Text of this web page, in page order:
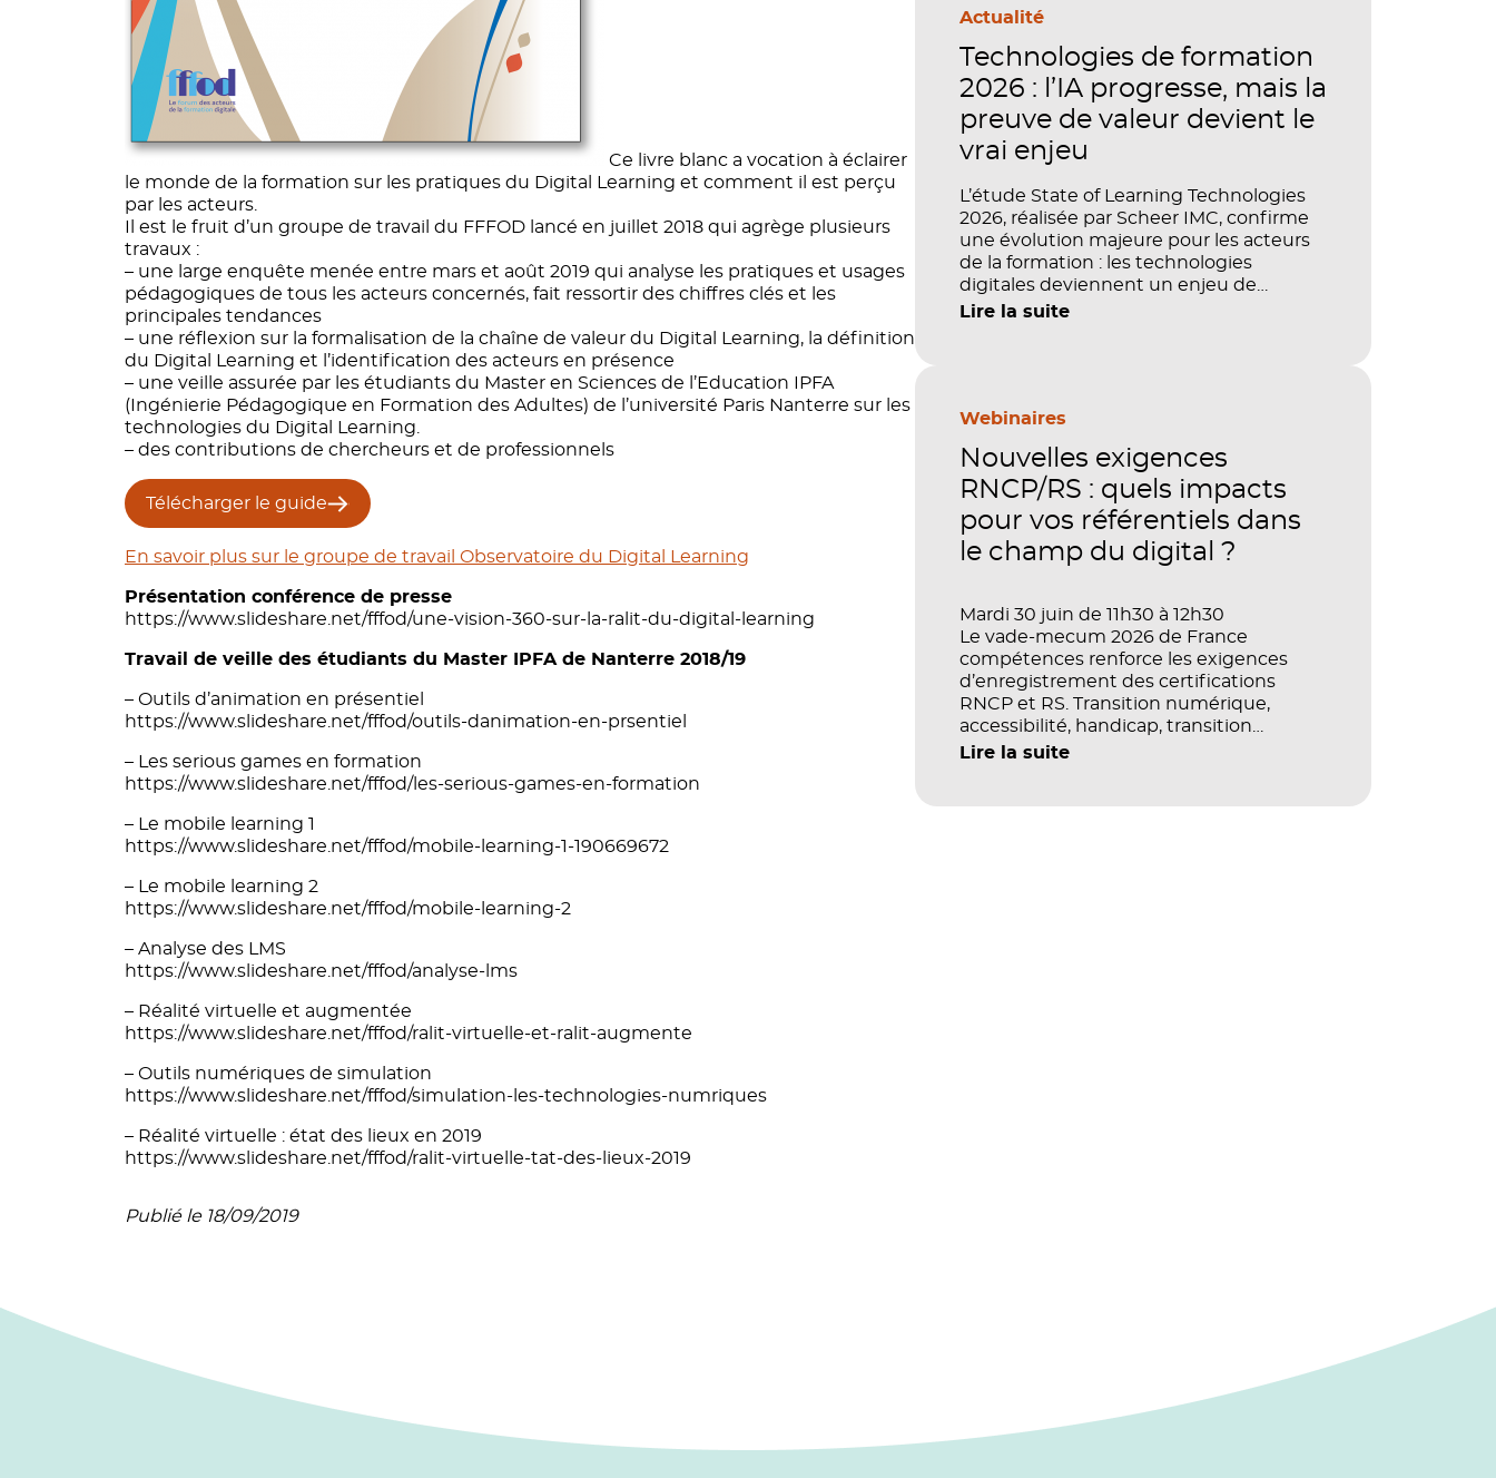
Ce livre blanc a vocation à éclairer
le monde de la formation sur les pratiques du Digital Learning et comment il est perçu
par les acteurs.
Il est le fruit d’un groupe de travail du FFFOD lancé en juillet 2018 qui agrège plusieurs
travaux :
– une large enquête menée entre mars et août 2019 qui analyse les pratiques et usages
pédagogiques de tous les acteurs concernés, fait ressortir des chiffres clés et les
principales tendances
– une réflexion sur la formalisation de la chaîne de valeur du Digital Learning, la définition
du Digital Learning et l’identification des acteurs en présence
– une veille assurée par les étudiants du Master en Sciences de l’Education IPFA
(Ingénierie Pédagogique en Formation des Adultes) de l’université Paris Nanterre sur les
technologies du Digital Learning.
– des contributions de chercheurs et de professionnels
Télécharger le guide
En savoir plus sur le groupe de travail Observatoire du Digital Learning
Présentation conférence de presse
https://www.slideshare.net/fffod/une-vision-360-sur-la-ralit-du-digital-learning
Travail de veille des étudiants du Master IPFA de Nanterre 2018/19
– Outils d’animation en présentiel
https://www.slideshare.net/fffod/outils-danimation-en-prsentiel
– Les serious games en formation
https://www.slideshare.net/fffod/les-serious-games-en-formation
– Le mobile learning 1
https://www.slideshare.net/fffod/mobile-learning-1-190669672
– Le mobile learning 2
https://www.slideshare.net/fffod/mobile-learning-2
– Analyse des LMS
https://www.slideshare.net/fffod/analyse-lms
– Réalité virtuelle et augmentée
https://www.slideshare.net/fffod/ralit-virtuelle-et-ralit-augmente
– Outils numériques de simulation
https://www.slideshare.net/fffod/simulation-les-technologies-numriques
– Réalité virtuelle : état des lieux en 2019
https://www.slideshare.net/fffod/ralit-virtuelle-tat-des-lieux-2019
Publié le 18/09/2019
Actualité
Technologies de formation
2026 : l’IA progresse, mais la
preuve de valeur devient le
vrai enjeu
L’étude State of Learning Technologies
2026, réalisée par Scheer IMC, confirme
une évolution majeure pour les acteurs
de la formation : les technologies
digitales deviennent un enjeu de
pilotage, de performance et de preuve
comment démontrer concrètement
compétences, la productivité et la
performance des organisations ?
Lire la suite
Webinaires
Nouvelles exigences
RNCP/RS : quels impacts
pour vos référentiels dans
le champ du digital ?
Mardi 30 juin de 11h30 à 12h30
Le vade-mecum 2026 de France
compétences renforce les exigences
d’enregistrement des certifications
RNCP et RS. Transition numérique,
accessibilité, handicap, transition
écologique : quels impacts concrets pour
Lire la suite